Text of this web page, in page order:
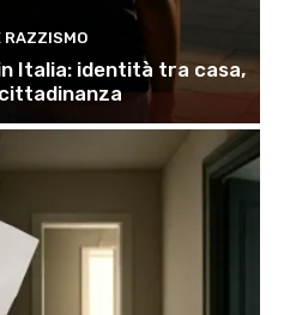
RAZZISMO
Italia: identità tra casa,